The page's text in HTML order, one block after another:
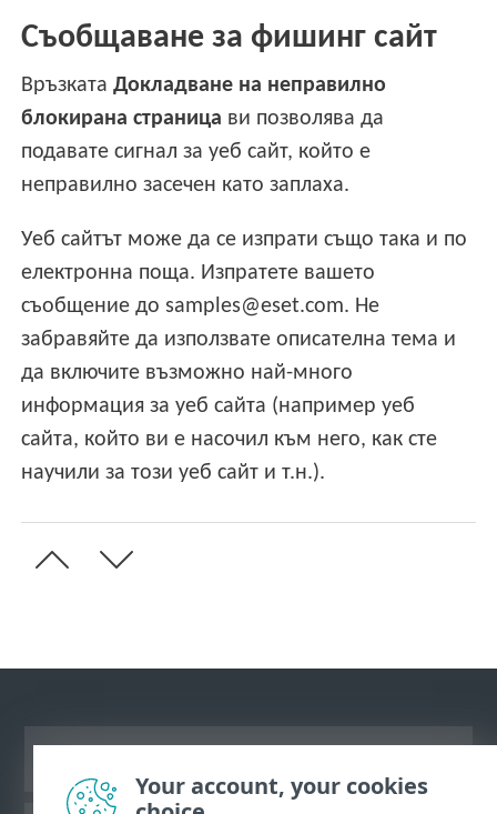
Съобщаване за фишинг сайт
ВръзкатаДокладване на неправилно
блокирана страница ви позволява да
подавате сигнал за уеб сайт, който е
неправилно засечен като заплаха.
Уеб сайтът може да се изпрати също така и по
електронна поща. Изпратете вашето
съобщение до samples@eset.com. Не
забравяйте да използвате описателна тема и
да включите възможно най-много
информация за уеб сайта (например уеб
сайта, който ви е насочил към него, как сте
научили за този уеб сайт и т.н.).
Your account, your cookies